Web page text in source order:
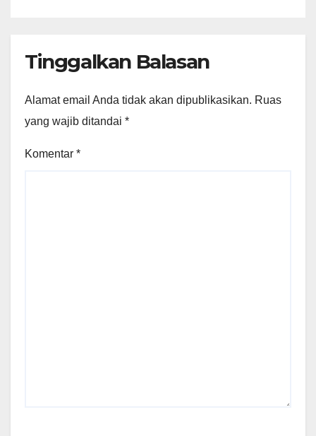
Tinggalkan Balasan
Alamat email Anda tidak akan dipublikasikan. Ruas
yang wajib ditandai *
Komentar *